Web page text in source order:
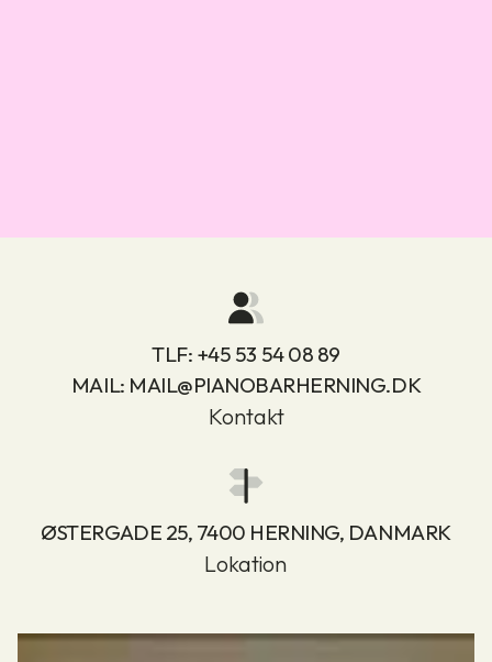
TLF: +45 53 54 08 89
MAIL: MAIL@PIANOBARHERNING.DK
Kontakt
ØSTERGADE 25, 7400 HERNING, DANMARK
Lokation